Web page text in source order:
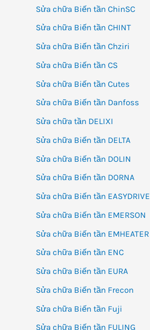
Sửa chữa Biến tần ChinSC
Sửa chữa Biến tần CHINT
Sửa chữa Biến tần Chziri
Sửa chữa Biến tần CS
Sửa chữa Biến tần Cutes
Sửa chữa Biến tần Danfoss
Sửa chữa tần DELIXI
Sửa chữa Biến tần DELTA
Sửa chữa Biến tần DOLIN
Sửa chữa Biến tần DORNA
Sửa chữa Biến tần EASYDRIVE
Sửa chữa Biến tần EMERSON
Sửa chữa Biến tần EMHEATER
Sửa chữa Biến tần ENC
Sửa chữa Biến tần EURA
Sửa chữa Biến tần Frecon
Sửa chữa Biến tần Fuji
Sửa chữa Biến tần FULING